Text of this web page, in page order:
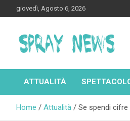
to
giovedì, Agosto 6, 2026
ATTUALITÀ
Home Attualità Se spendi